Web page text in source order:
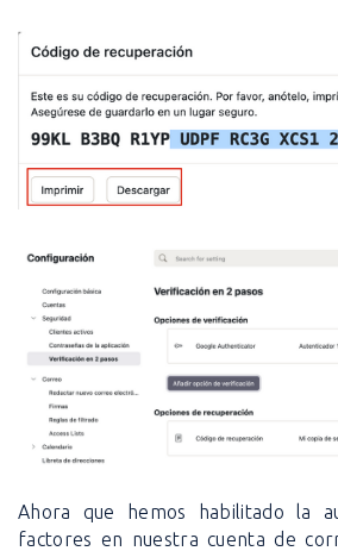
Ahora que hemos habilitado la
factores en nuestra cuenta de